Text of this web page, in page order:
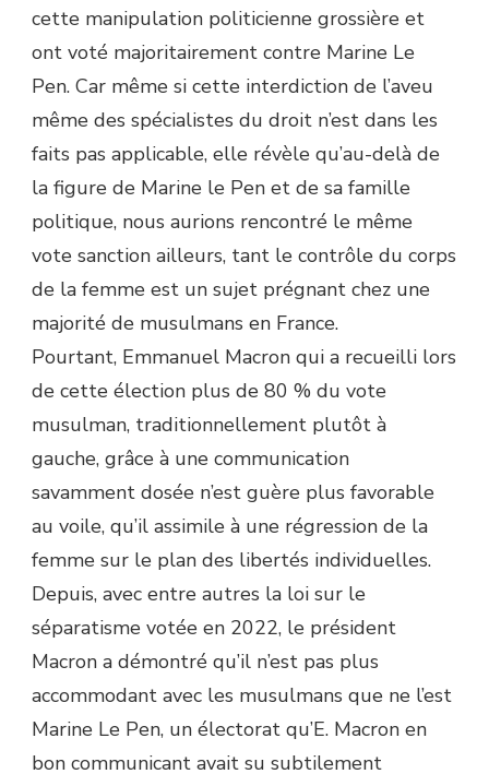
cette manipulation politicienne grossière et
ont voté majoritairement contre Marine Le
Pen. Car même si cette interdiction de l’aveu
même des spécialistes du droit n’est dans les
faits pas applicable, elle révèle qu’au-delà de
la figure de Marine le Pen et de sa famille
politique, nous aurions rencontré le même
vote sanction ailleurs, tant le contrôle du corps
de la femme est un sujet prégnant chez une
majorité de musulmans en France.
Pourtant, Emmanuel Macron qui a recueilli lors
de cette élection plus de 80 % du vote
musulman, traditionnellement plutôt à
gauche, grâce à une communication
savamment dosée n’est guère plus favorable
au voile, qu’il assimile à une régression de la
femme sur le plan des libertés individuelles.
Depuis, avec entre autres la loi sur le
séparatisme votée en 2022, le président
Macron a démontré qu’il n’est pas plus
accommodant avec les musulmans que ne l’est
Marine Le Pen, un électorat qu’E. Macron en
bon communicant avait su subtilement